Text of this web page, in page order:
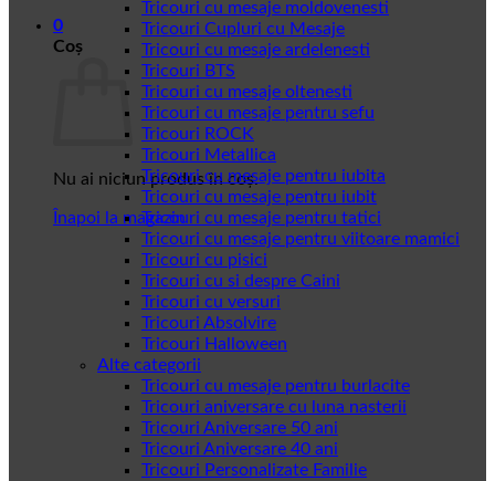
0
Coș
Nu ai niciun produs în coș.
Înapoi la magazin
Tricouri cu mesaje moldovenesti
Tricouri Cupluri cu Mesaje
Tricouri cu mesaje ardelenesti
Tricouri BTS
Tricouri cu mesaje oltenesti
Tricouri cu mesaje pentru sefu
Tricouri ROCK
Tricouri Metallica
Tricouri cu mesaje pentru iubita
Tricouri cu mesaje pentru iubit
Tricouri cu mesaje pentru tatici
Tricouri cu mesaje pentru viitoare mamici
Tricouri cu pisici
Tricouri cu si despre Caini
Tricouri cu versuri
Tricouri Absolvire
Tricouri Halloween
Alte categorii
Tricouri cu mesaje pentru burlacite
Tricouri aniversare cu luna nasterii
Tricouri Aniversare 50 ani
Tricouri Aniversare 40 ani
Tricouri Personalizate Familie